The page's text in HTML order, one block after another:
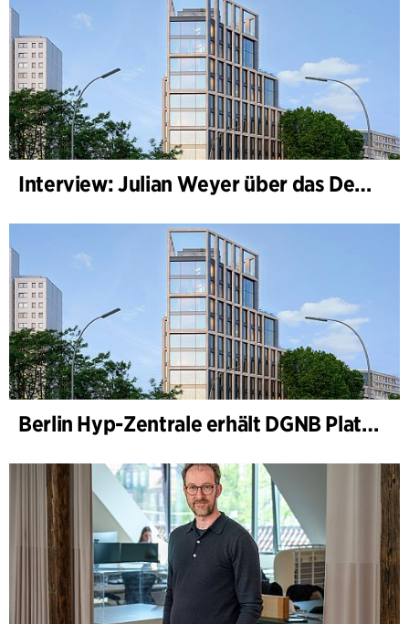
Interview: Julian Weyer über das Design von B-One
Berlin Hyp-Zentrale erhält DGNB Platin und Diamant für klimafreundliche Architektur auf höchstem Niveau